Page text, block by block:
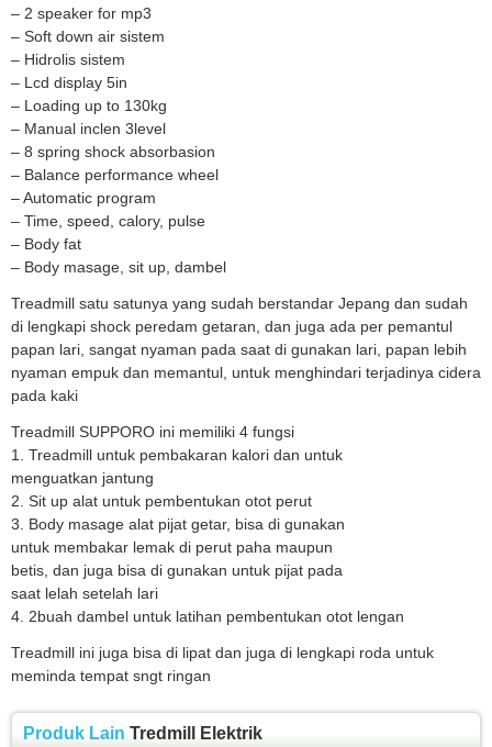
– 2 speaker for mp3
– Soft down air sistem
– Hidrolis sistem
– Lcd display 5in
– Loading up to 130kg
– Manual inclen 3level
– 8 spring shock absorbasion
– Balance performance wheel
– Automatic program
– Time, speed, calory, pulse
– Body fat
– Body masage, sit up, dambel
Treadmill satu satunya yang sudah berstandar Jepang dan sudah
di lengkapi shock peredam getaran, dan juga ada per pemantul
papan lari, sangat nyaman pada saat di gunakan lari, papan lebih
nyaman empuk dan memantul, untuk menghindari terjadinya cidera
pada kaki
Treadmill SUPPORO ini memiliki 4 fungsi
1. Treadmill untuk pembakaran kalori dan untuk
menguatkan jantung
2. Sit up alat untuk pembentukan otot perut
3. Body masage alat pijat getar, bisa di gunakan
untuk membakar lemak di perut paha maupun
betis, dan juga bisa di gunakan untuk pijat pada
saat lelah setelah lari
4. 2buah dambel untuk latihan pembentukan otot lengan
Treadmill ini juga bisa di lipat dan juga di lengkapi roda untuk
meminda tempat sngt ringan
Produk Lain Tredmill Elektrik